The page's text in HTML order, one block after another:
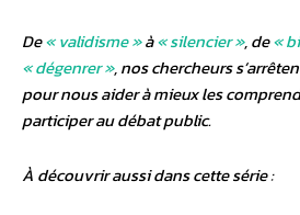
De« validisme »à« silencier », de«
« dégenrer », nos chercheurs
pour nous aider à mieux les
participer au débat public.
À découvrir aussi dans cette série :